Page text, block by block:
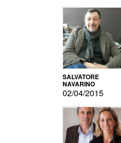
SALVATORE
NAVARINO
02/04/2015